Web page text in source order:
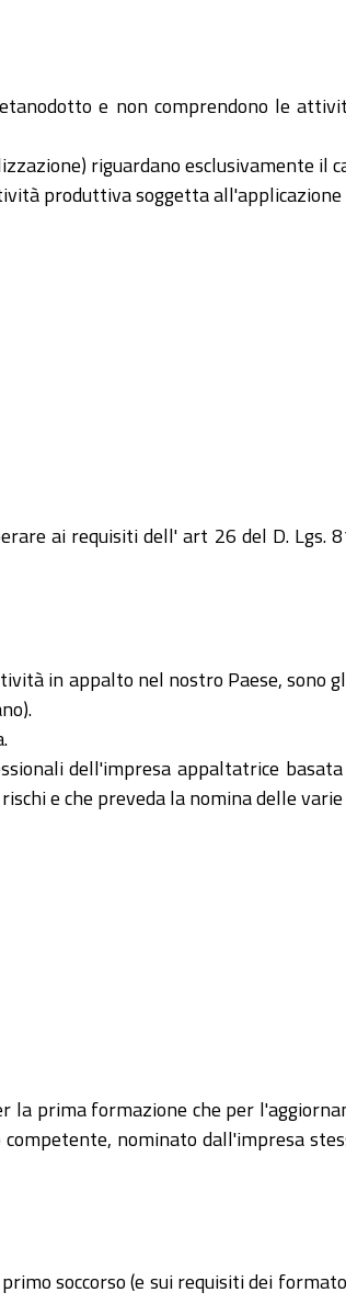
e non comprendono le
riguardano esclusivamente il
produttiva soggetta
ai requisiti dell' art 26 del D. Lgs.
in appalto nel nostro Paese, sono
dell'impresa appaltatrice
e che preveda la nomina delle
prima formazione che per
nominato dall'impresa
soccorso (e sui requisiti dei